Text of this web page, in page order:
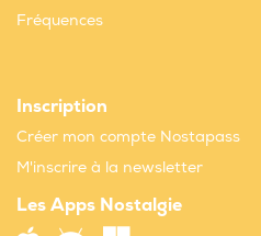
Fréquences
Inscription
Créer mon compte Nostapass
M'inscrire à la newsletter
Les Apps Nostalgie